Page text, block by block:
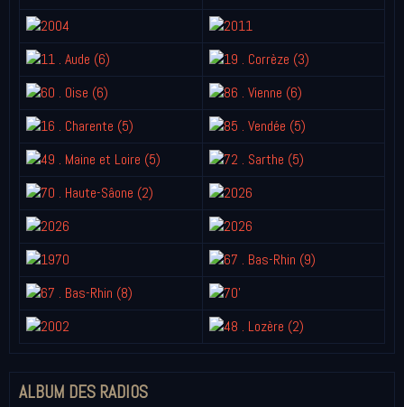
ALBUM DES RADIOS